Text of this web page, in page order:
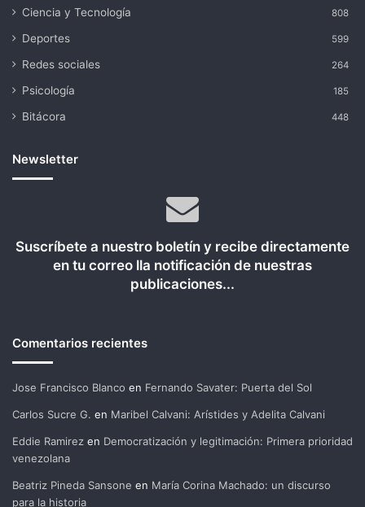
Ciencia y Tecnología 808
Deportes 599
Redes sociales 264
Psicología 185
Bitácora 448
Newsletter
Suscríbete a nuestro boletín y recibe directamente
en tu correo lla notificación de nuestras
publicaciones...
Comentarios recientes
Jose Francisco Blanco en Fernando Savater: Puerta del Sol
Carlos Sucre G. en Maribel Calvani: Arístides y Adelita Calvani
Eddie Ramirez en Democratización y legitimación: Primera prioridad
venezolana
Beatriz Pineda Sansone en María Corina Machado: un discurso
para la historia